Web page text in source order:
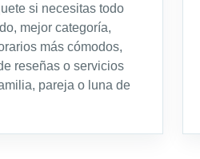
si necesitas todo
mejor categoría,
más cómodos,
reseñas o servicios
pareja o luna de